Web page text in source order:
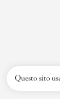
Questo sito